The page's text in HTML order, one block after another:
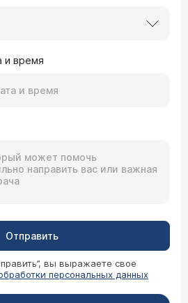
и время
Отправить
вы выражаете свое
персональных данных